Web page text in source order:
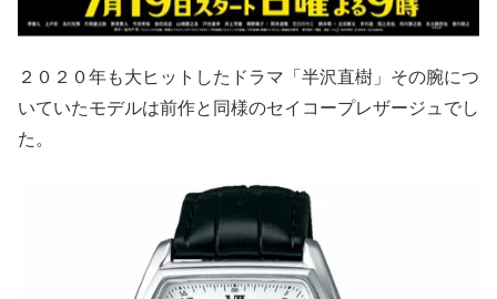
２０２０年も大ヒットしたドラマ「半沢直樹」その腕につ
いていたモデルは前作と同様のセイコープレザージュでし
た。